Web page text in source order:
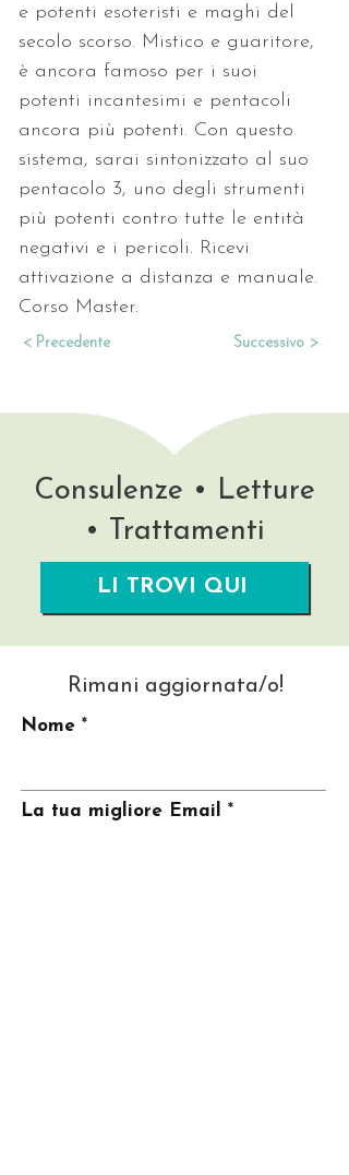
e potenti esoteristi e maghi del
secolo scorso. Mistico e guaritore,
è ancora famoso per i suoi
potenti incantesimi e pentacoli
ancora più potenti. Con questo
sistema, sarai sintonizzato al suo
pentacolo 3, uno degli strumenti
più potenti contro tutte le entità
negativi e i pericoli. Ricevi
attivazione a distanza e manuale.
Corso Master.
< Precedente Successivo >
Consulenze • Letture
• Trattamenti
LI TROVI QUI
Rimani aggiornata/o!
Nome
La tua migliore Email